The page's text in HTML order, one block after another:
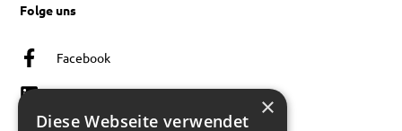
Folge uns
Facebook
Linkedin ×
Diese Webseite verwendet